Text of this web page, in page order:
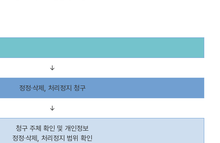
↓
정정·삭제, 처리정지 청구
↓
청구 주체 확인 및 개인정보
정정·삭제, 처리정지 범위 확인